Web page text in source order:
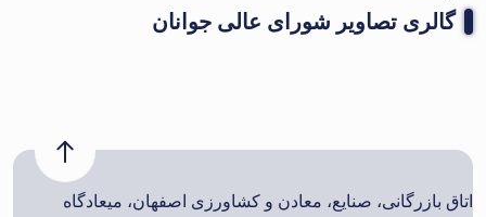
گالری تصاویر شورای عالی جوانان
اتاق بازرگانی، صنایع، معادن و کشاورزی اصفهان، میعادگاه